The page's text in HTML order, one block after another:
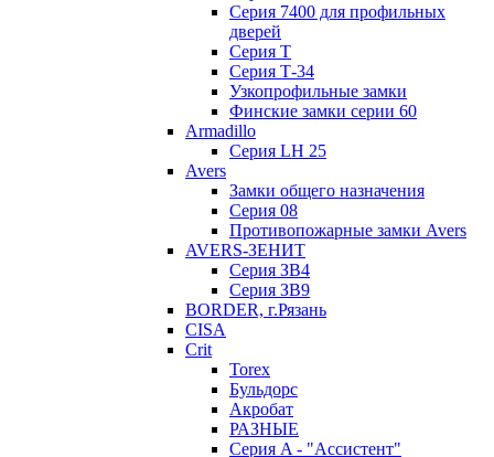
Серия 7400 для профильных
дверей
Серия Т
Серия Т-34
Узкопрофильные замки
Финские замки серии 60
Armadillo
Серия LH 25
Avers
Замки общего назначения
Серия 08
Противопожарные замки Avers
AVERS-ЗЕНИТ
Серия ЗВ4
Серия ЗВ9
BORDER, г.Рязань
CISA
Crit
Torex
Бульдорс
Акробат
РАЗНЫЕ
Серия A - "Ассистент"